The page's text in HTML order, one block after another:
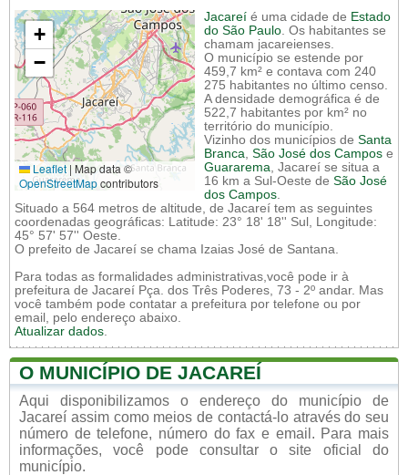
+
−
Leaflet | Map data ©
OpenStreetMapcontributors
Jacareí é uma cidade de Estado
do São Paulo. Os habitantes se
chamam jacareienses.
O município se estende por
459,7 km² e contava com 240
275 habitantes no último censo.
A densidade demográfica é de
522,7 habitantes por km² no
território do município.
Vizinho dos municípios de Santa
Branca, São José dos Campos e
Guararema, Jacareí se situa a
16 km a Sul-Oeste de São José
dos Campos.
Situado a 564 metros de altitude, de Jacareí tem as seguintes
coordenadas geográficas: Latitude: 23° 18' 18'' Sul, Longitude:
45° 57' 57'' Oeste.
O prefeito de Jacareí se chama Izaias José de Santana.
Para todas as formalidades administrativas,você pode ir à
prefeitura de Jacareí Pça. dos Três Poderes, 73 - 2º andar. Mas
você também pode contatar a prefeitura por telefone ou por
email, pelo endereço abaixo.
Atualizar dados.
O MUNICÍPIO DE JACAREÍ
Aqui disponibilizamos o endereço do município de
Jacareí assim como meios de contactá-lo através do seu
número de telefone, número do fax e email. Para mais
informações, você pode consultar o site oficial do
município.